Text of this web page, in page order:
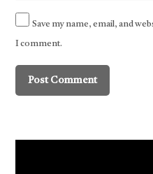
Save my name, email, and
I comment.